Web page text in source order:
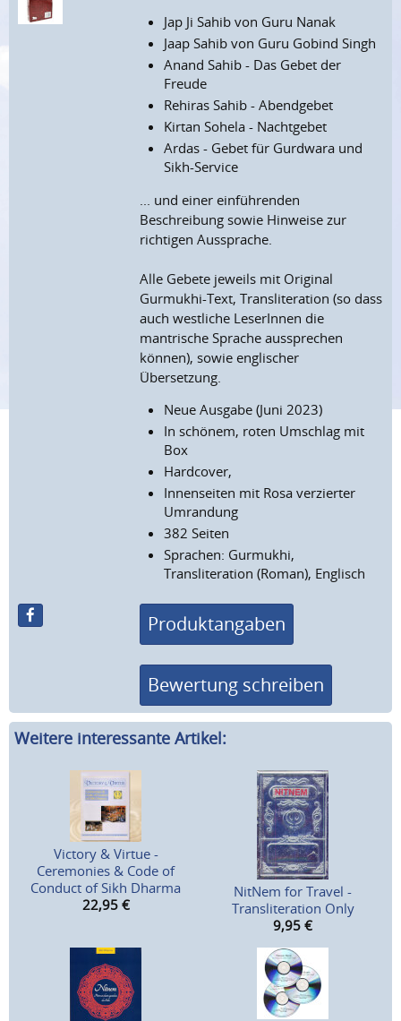
Jap Ji Sahib von Guru Nanak
Jaap Sahib von Guru Gobind Singh
Anand Sahib - Das Gebet der
Freude
Rehiras Sahib - Abendgebet
Kirtan Sohela - Nachtgebet
Ardas - Gebet für Gurdwara und
Sikh-Service
... und einer einführenden
Beschreibung sowie Hinweise zur
richtigen Aussprache.
Alle Gebete jeweils mit Original
Gurmukhi-Text, Transliteration (so dass
auch westliche LeserInnen die
mantrische Sprache aussprechen
können), sowie englischer
Übersetzung.
Neue Ausgabe (Juni 2023)
In schönem, roten Umschlag mit
Box
Hardcover,
Innenseiten mit Rosa verzierter
Umrandung
382 Seiten
Sprachen: Gurmukhi,
Transliteration (Roman), Englisch
Produktangaben
Bewertung schreiben
Weitere interessante Artikel:
Victory & Virtue -
Ceremonies & Code of
Conduct of Sikh Dharma
22,95 €
NitNem for Travel -
Transliteration Only
9,95 €